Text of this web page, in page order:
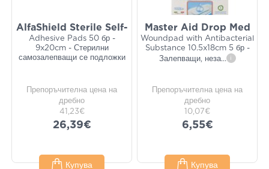
AlfaShield Sterile Self-
Adhesive Pads 50 бр -
9x20cm - Стерилни
самозалепващи се подложки
Препоръчителна цена на
дребно
41,23€
26,39€
Купува
Master Aid Drop Med
Woundpad with Antibacterial
Substance 10.5x18cm 5 бр -
Залепващи, неза... i
Препоръчителна цена на
дребно
10,07€
6,55€
Купува